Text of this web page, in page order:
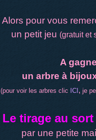
Alors pour vous
un petit jeu (gratuit et
A
un arbre à
(pour voir les arbres clic ICI , je
Le tirage au
par une petite